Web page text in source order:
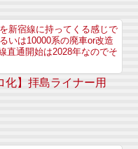
新宿線に持ってくる感じで
いは10000系の廃車or改造
直通開始は2028年なのでそ
化】拝島ライナー用